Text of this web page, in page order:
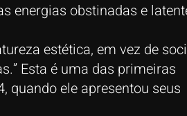
energias obstinadas e
estética, em vez de
Esta é uma das primeiras
quando ele apresentou seus